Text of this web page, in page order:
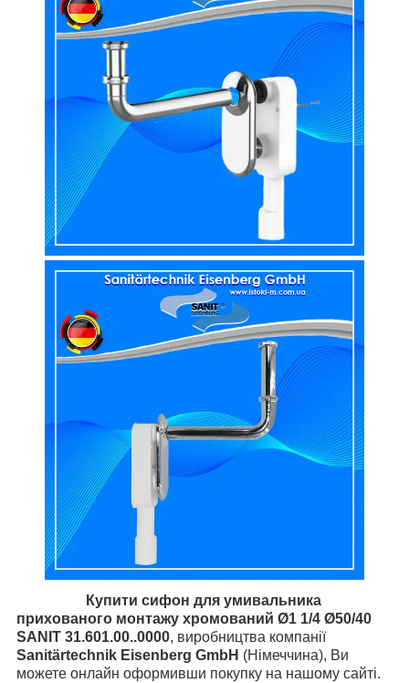
Купити сифон для умивальника
прихованого монтажу хромований Ø1 1/4 Ø50/40
SANIT 31.601.00..0000, виробництва компанії
Sanitärtechnik Eisenberg GmbH (Німеччина), Ви
можете онлайн оформивши покупку на нашому сайті.